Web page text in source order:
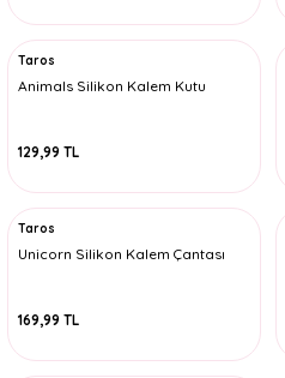
Taros
Animals Silikon Kalem Kutu
129,99 TL
Taros
Unicorn Silikon Kalem Çantası
169,99 TL